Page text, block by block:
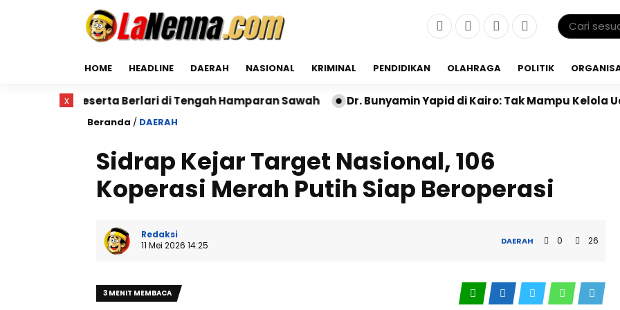
HOME HEADLINE DAERAH NASIONAL KRIMINAL PENDIDIKAN OLAHRAGA POLITIK
Berlari di Tengah Hamparan Sawah Dr. Bunyamin Yapid di Kairo: Tak Mampu Kelola Uang Bulanan,
Beranda / DAERAH
Sidrap Kejar Target Nasional, 106
Koperasi Merah Putih Siap Beroperasi
Redaksi
11 Mei 2026 14:25
DAERAH 0 26
3 MENIT MEMBACA
x